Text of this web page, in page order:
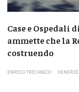
Case e Ospedali
ammette che la
costruendo
ENRICO TRICANICO